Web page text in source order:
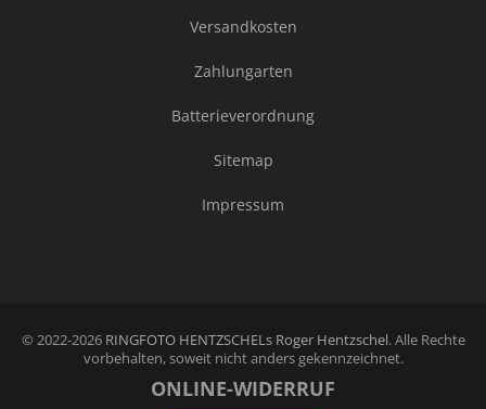
Versandkosten
Zahlungarten
Batterieverordnung
Sitemap
Impressum
© 2022-2026 RINGFOTO HENTZSCHELs Roger Hentzschel. Alle Rechte
vorbehalten, soweit nicht anders gekennzeichnet.
ONLINE-WIDERRUF